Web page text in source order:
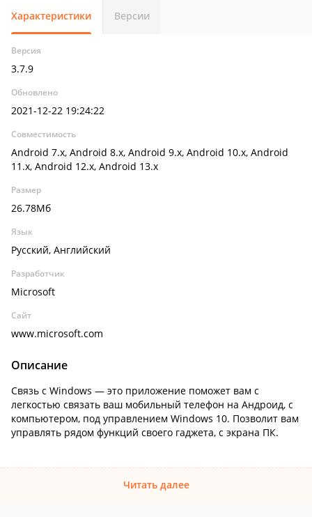
Характеристики Версии
Версия
3.7.9
Обновлено
2021-12-22 19:24:22
Совместимость
Android 7.x, Android 8.x, Android 9.x, Android 10.x, Android
11.x, Android 12.x, Android 13.x
Размер
26.78Мб
Язык
Русский, Английский
Разработчик
Microsoft
Сайт
www.microsoft.com
Описание
Связь с Windows — это приложение поможет вам с
легкостью связать ваш мобильный телефон на Андроид, с
компьютером, под управлением Windows 10. Позволит вам
управлять рядом функций своего гаджета, с экрана ПК.
Читать далее